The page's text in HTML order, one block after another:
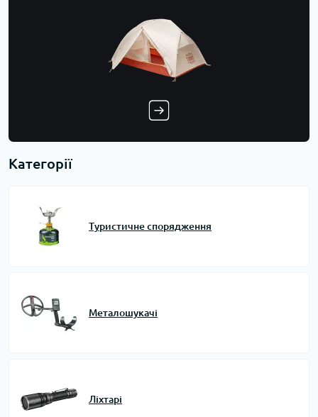
Категорії
Туристичне спорядження
Металошукачі
Ліхтарі